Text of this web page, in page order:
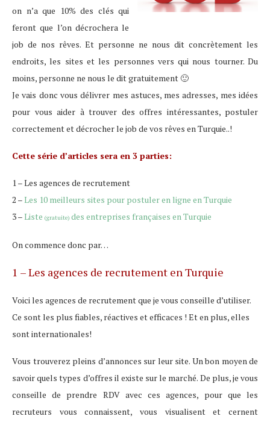
on n’a que 10% des clés qui
feront que l’on décrochera le
job de nos rêves. Et personne ne nous dit concrètement les
endroits, les sites et les personnes vers qui nous tourner. Du
moins, personne ne nous le dit gratuitement 🙂
Je vais donc vous délivrer mes astuces, mes adresses, mes idées
pour vous aider à trouver des offres intéressantes, postuler
correctement et décrocher le job de vos rêves en Turquie..!
Cette série d’articles sera en 3 parties:
1 – Les agences de recrutement
2 –Les 10 meilleurs sites pour postuler en ligne en Turquie
3 –Liste (gratuite) des entreprises françaises en Turquie
On commence donc par…
1 – Les agences de recrutement en Turquie
Voici les agences de recrutement que je vous conseille d’utiliser.
Ce sont les plus fiables, réactives et efficaces ! Et en plus, elles
sont internationales!
Vous trouverez pleins d’annonces sur leur site. Un bon moyen de
savoir quels types d’offres il existe sur le marché. De plus, je vous
conseille de prendre RDV avec ces agences, pour que les
recruteurs vous connaissent, vous visualisent et cernent